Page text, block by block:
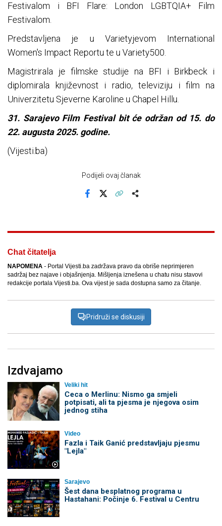
Festivalom i BFI Flare: London LGBTQIA+ Film
Festivalom.
Predstavljena je u Varietyjevom International
Women's Impact Reportu te u Variety500.
Magistrirala je filmske studije na BFI i Birkbeck i
diplomirala književnost i radio, televiziju i film na
Univerzitetu Sjeverne Karoline u Chapel Hillu.
31. Sarajevo Film Festival bit će održan od 15. do
22. augusta 2025. godine.
(Vijesti.ba)
Podijeli ovaj članak
Chat čitatelja
NAPOMENA - Portal Vijesti.ba zadržava pravo da obriše neprimjeren
sadržaj bez najave i objašnjenja. Mišljenja iznešena u chatu nisu stavovi
redakcije portala Vijesti.ba. Ova vijest je sada dostupna samo za čitanje.
Pridruži se diskusiji
Izdvajamo
Veliki hit
Ceca o Merlinu: Nismo ga smjeli
potpisati, ali ta pjesma je njegova osim
jednog stiha
Video
Fazla i Taik Ganić predstavljaju pjesmu
"Lejla"
Sarajevo
Šest dana besplatnog programa u
Hastahani: Počinje 6. Festival u Centru